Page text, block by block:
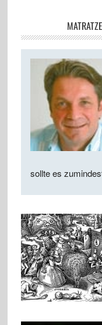
sollte es